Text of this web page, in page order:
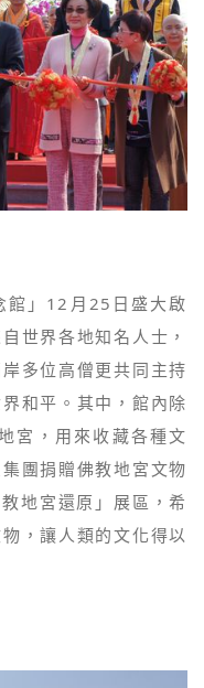
館」12月25日盛大啟
世界各地知名人士，
多位高僧更共同主持
和平。其中，館內除
宮，用來收藏各種文
團捐贈佛教地宮文物
地宮還原」展區，希
，讓人類的文化得以